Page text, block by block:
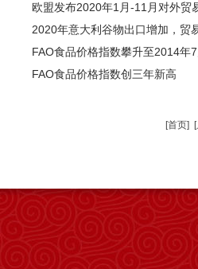
欧盟发布2020年1月-11月对外贸
2020年意大利谷物出口增加，贸
FAO食品价格指数攀升至2014年
FAO食品价格指数创三年新高
[首页]